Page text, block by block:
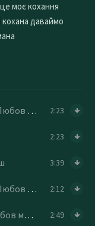
моє кохання
даваймо
прийде 2:23
2:23
3:39
як осінь любов прийде 2:12
любов 2:49